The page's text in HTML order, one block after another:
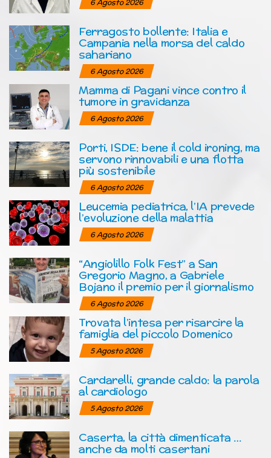
6 Agosto 2026
Ferragosto bollente: Italia e
Campania nella morsa del caldo
sahariano
6 Agosto 2026
Mamma di Pagani vince contro il
tumore in gravidanza
6 Agosto 2026
Porti, ISDE: bene il cold ironing, ma
servono rinnovabili e una flotta
più sostenibile
6 Agosto 2026
Leucemia pediatrica, l’IA prevede
l’evoluzione della malattia
6 Agosto 2026
“Angiolillo Folk Fest” a San
Gregorio Magno, a Gabriele
Bojano il premio per il giornalismo
6 Agosto 2026
Trovata l’intesa per risarcire la
famiglia del piccolo Domenico
5 Agosto 2026
Cardarelli, grande caldo: la parola
al cardiologo
5 Agosto 2026
Caserta, la città dimenticata …
anche da molti casertani